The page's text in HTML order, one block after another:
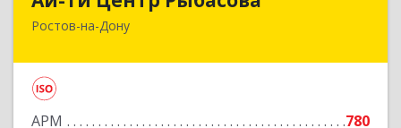
Ростов-на-Дону
АРМ
780
344037, Ростовская обл, Ростов-на-Дону г, 14-я